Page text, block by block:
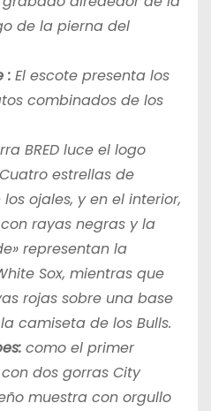
de la pierna del
: El escote presenta los
combinados de los
BRED luce el logo
estrellas de
ojales, y en el interior,
rayas negras y la
representan la
Sox, mientras que
rojas sobre una base
camiseta de los Bulls.
como el primer
dos gorras City
muestra con orgullo